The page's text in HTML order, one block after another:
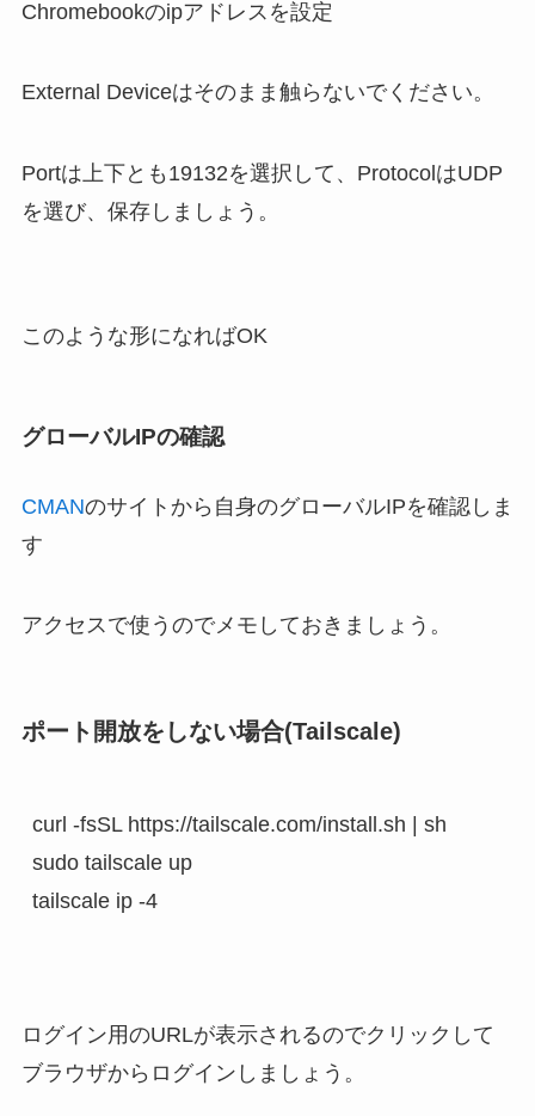
Chromebookのipアドレスを設定
External Deviceはそのまま触らないでください。
Portは上下とも19132を選択して、ProtocolはUDP
を選び、保存しましょう。
このような形になればOK
グローバルIPの確認
CMANのサイトから自身のグローバルIPを確認しま
す
アクセスで使うのでメモしておきましょう。
ポート開放をしない場合(Tailscale)
curl -fsSL https://tailscale.com/install.sh | sh
sudo tailscale up
tailscale ip -4
ログイン用のURLが表示されるのでクリックして
ブラウザからログインしましょう。